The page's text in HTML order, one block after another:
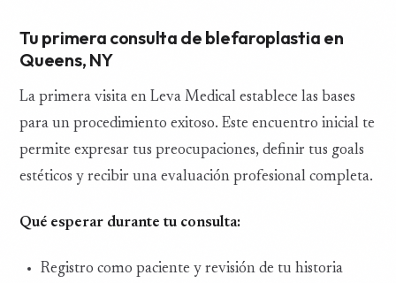
Tu primera consulta de blefaroplastia en
Queens, NY
La primera visita en Leva Medical establece las bases
para un procedimiento exitoso. Este encuentro inicial te
permite expresar tus preocupaciones, definir tus goals
estéticos y recibir una evaluación profesional completa.
Qué esperar durante tu consulta:
Registro como paciente y revisión de tu historia